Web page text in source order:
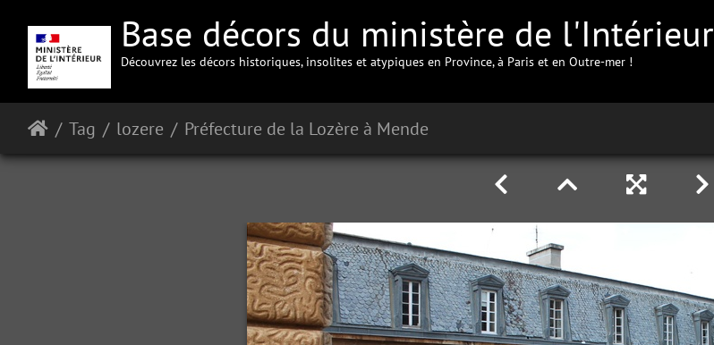
Base décors du ministère de l'Intérieur
Découvrez les décors historiques, insolites et atypiques en Province, à Paris et en Outre-mer !
Tag lozere Préfecture de la Lozère à Mende